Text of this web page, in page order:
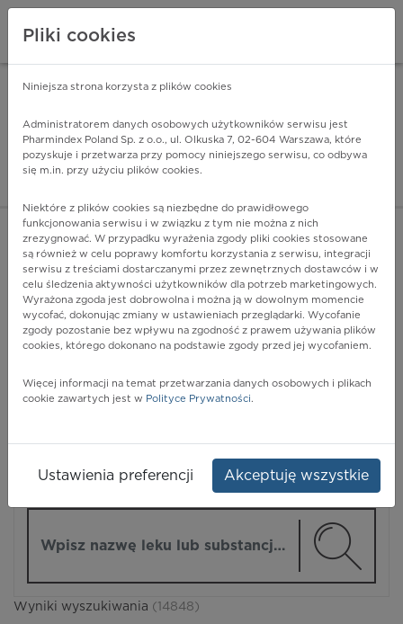
Pharmindex - lider
ZALOGUJ SIĘ
POKAŻ FILTRY
Pharmindex
Wyniki wyszukiwania (14848)
Pliki cookies
Niniejsza strona korzysta z plików cookies
Administratorem danych osobowych użytkowników serwisu jest
Pharmindex Poland Sp. z o.o., ul. Olkuska 7, 02-604 Warszawa, które
pozyskuje i przetwarza przy pomocy niniejszego serwisu, co odbywa
się m.in. przy użyciu plików cookies.
Niektóre z plików cookies są niezbędne do prawidłowego
funkcjonowania serwisu i w związku z tym nie można z nich
zrezygnować. W przypadku wyrażenia zgody pliki cookies stosowane
są również w celu poprawy komfortu korzystania z serwisu, integracji
serwisu z treściami dostarczanymi przez zewnętrznych dostawców i w
celu śledzenia aktywności użytkowników dla potrzeb marketingowych.
Wyrażona zgoda jest dobrowolna i można ją w dowolnym momencie
wycofać, dokonując zmiany w ustawieniach przeglądarki. Wycofanie
zgody pozostanie bez wpływu na zgodność z prawem używania plików
cookies, którego dokonano na podstawie zgody przed jej wycofaniem.
Więcej informacji na temat przetwarzania danych osobowych i plikach
cookie zawartych jest w Polityce Prywatności.
Ustawienia preferencji Akceptuję wszystkie
ZA DARMO - w Google Play INSTALUJ